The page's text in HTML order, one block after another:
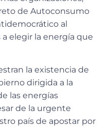
de Autoconsumo
al
elegir la energía que
la existencia de
dirigida a la
las energías
de la urgente
país de apostar por